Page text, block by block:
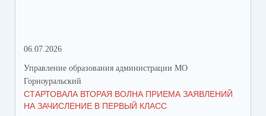
06.07.2026
Управление образования администрации МО
Горноуральский
СТАРТОВАЛА ВТОРАЯ ВОЛНА ПРИЕМА ЗАЯВЛЕНИЙ
НА ЗАЧИСЛЕНИЕ В ПЕРВЫЙ КЛАСС